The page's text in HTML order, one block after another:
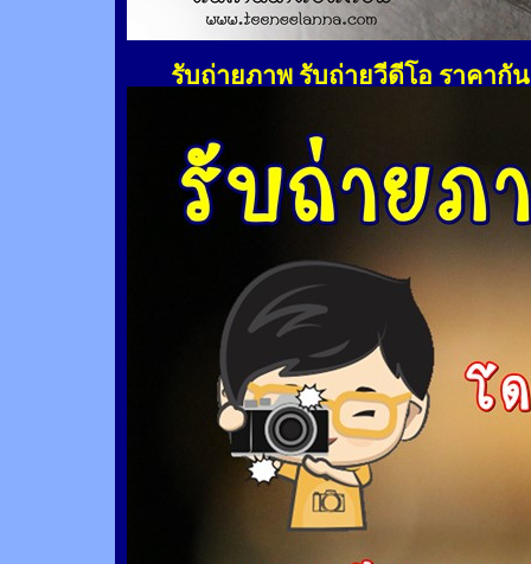
รับถ่ายภาพ รับถ่ายวีดีโอ ราคากั